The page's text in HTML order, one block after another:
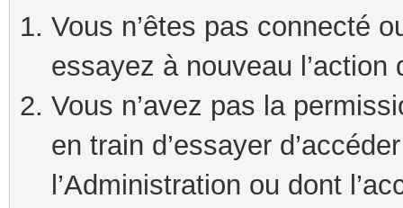
Vous n’êtes pas connecté
essayez à nouveau
Vous n’avez pas la
en train d’essayer
l’Administration ou dont